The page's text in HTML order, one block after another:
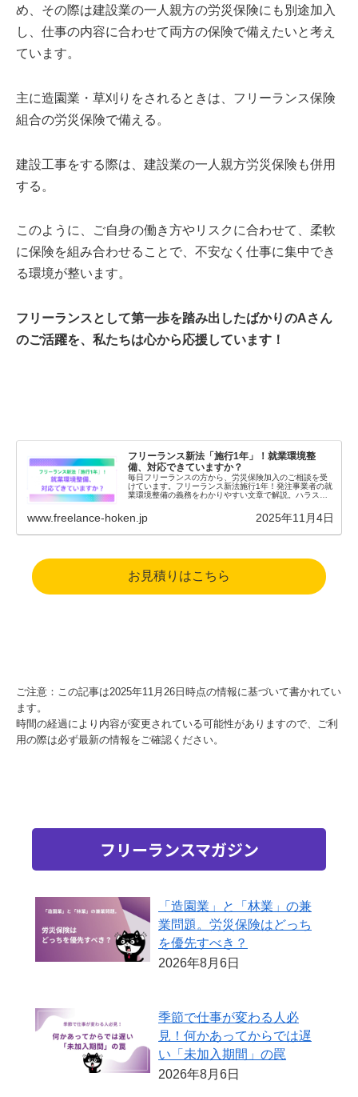
め、その際は建設業の一人親方の労災保険にも別途加入
し、仕事の内容に合わせて両方の保険で備えたいと考え
ています。
主に造園業・草刈りをされるときは、フリーランス保険
組合の労災保険で備える。
建設工事をする際は、建設業の一人親方労災保険も併用
する。
このように、ご自身の働き方やリスクに合わせて、柔軟
に保険を組み合わせることで、不安なく仕事に集中でき
る環境が整います。
フリーランスとして第一歩を踏み出したばかりのAさん
のご活躍を、私たちは心から応援しています！
フリーランス新法「施行1年」！就業環境整
備、対応できていますか？
毎日フリーランスの方から、労災保険加入のご相談を受
けています。フリーランス新法施行1年！発注事業者の就
業環境整備の義務をわかりやすい文章で解説。ハラスメ
www.freelance-hoken.jp 2025年11月4日
お見積りはこちら
ご注意：この記事は2025年11月26日時点の情報に基づいて書かれてい
ます。
時間の経過により内容が変更されている可能性がありますので、ご利
用の際は必ず最新の情報をご確認ください。
フリーランスマガジン
「造園業」と「林業」の兼
業問題。労災保険はどっち
を優先すべき？
2026年8月6日
季節で仕事が変わる人必
見！何かあってからでは遅
い「未加入期間」の罠
2026年8月6日